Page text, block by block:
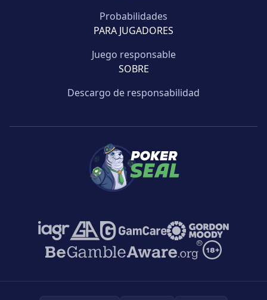
Probabilidades
PARA JUGADORES
Juego responsable
SOBRE
Descargo de responsabilidad